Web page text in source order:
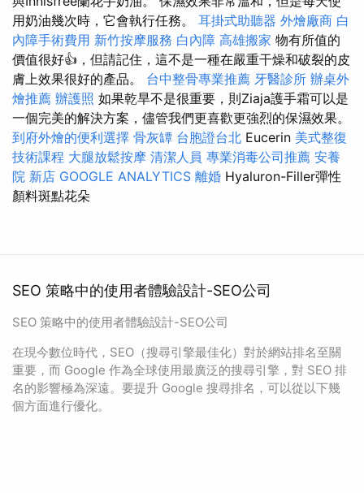
用奶油幾次時，它會執行任務。 耳掛式助聽器 外燴廠商 白
內障手術費用 新竹按摩服務 白內障 高雄搬家 物有所值的
價值很好👍，但請記住，這不是一種在嚴重干燥和破裂的皮
膚上效果很好的產品。 台中整骨專業推薦 牙醫診所 辦桌外
燴推薦 辦護照 如果乾旱不是很重要，則Ziaja護手霜可以是
一個完美的解決方案，儘管我們更喜歡更強烈的保濕效果。
到府外燴的便利選擇 骨灰罈 台胞證台北 Eucerin 美式整復
技術課程 大腿放鬆按摩 清潔人員 專業消毒公司推薦 安養
院 新店 GOOGLE ANALYTICS 離婚 Hyaluron-Filler彈性
顏料斑點花朵
SEO 策略中的使用者體驗設計-SEO公司
SEO 策略中的使用者體驗設計-SEO公司
在現今數位時代，SEO（搜尋引擎最佳化）對於網站排名至關
重要，而 Google 作為全球使用最廣泛的搜尋引擎，對 SEO 排
名的影響極為深遠。要提升 Google 搜尋排名，可以從以下幾
個方面進行優化。